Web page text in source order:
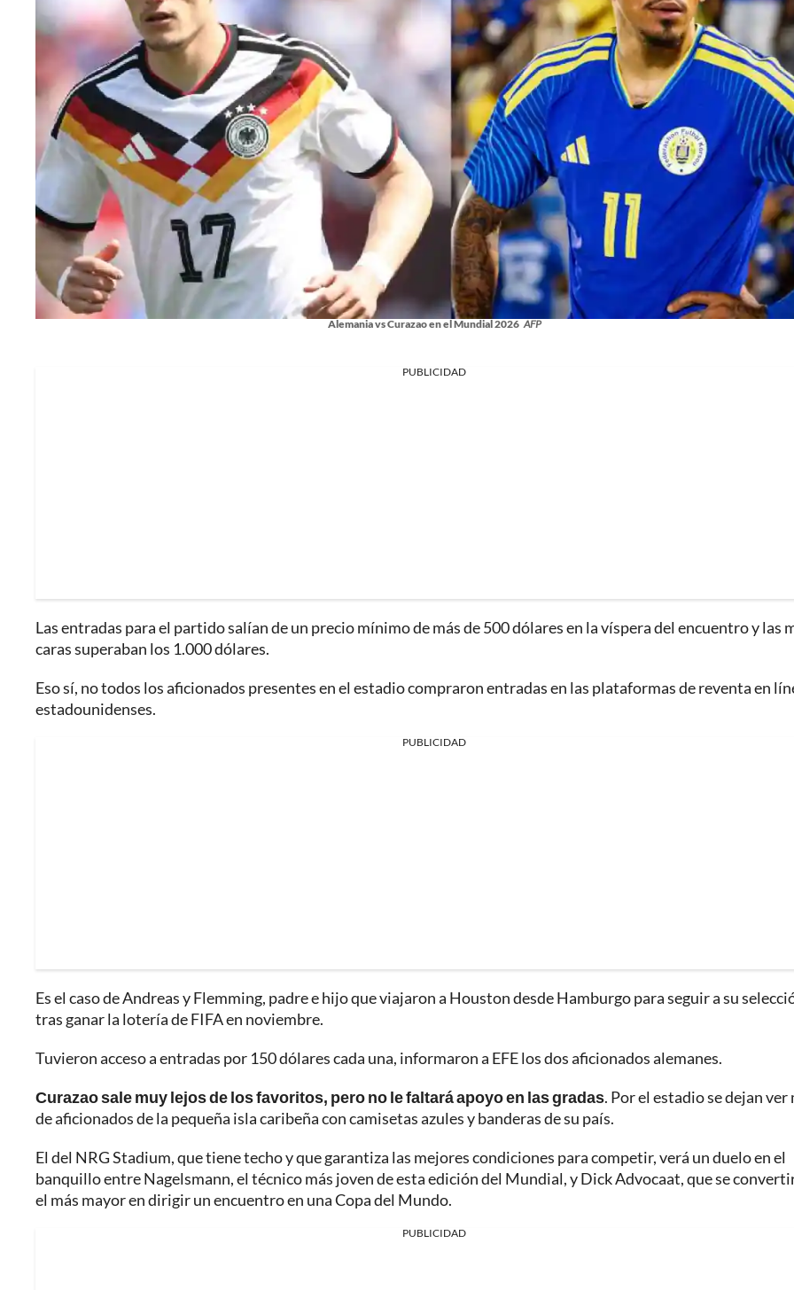
Alemania vs Curazao en el Mundial 2026 AFP
PUBLICIDAD
Las entradas para el partido salían de un precio mínimo de más de 500 dólares en la víspera del encuentro y las
caras superaban los 1.000 dólares.
Eso sí, no todos los aficionados presentes en el estadio compraron entradas en las plataformas de reventa en
estadounidenses.
PUBLICIDAD
Es el caso de Andreas y Flemming, padre e hijo que viajaron a Houston desde Hamburgo para seguir a su
tras ganar la lotería de FIFA en noviembre.
Tuvieron acceso a entradas por 150 dólares cada una, informaron a EFE los dos aficionados alemanes.
Curazao sale muy lejos de los favoritos, pero no le faltará apoyo en las gradas. Por el estadio se dejan ver
de aficionados de la pequeña isla caribeña con camisetas azules y banderas de su país.
El del NRG Stadium, que tiene techo y que garantiza las mejores condiciones para competir, verá un duelo en el
banquillo entre Nagelsmann, el técnico más joven de esta edición del Mundial, y Dick Advocaat, que se
el más mayor en dirigir un encuentro en una Copa del Mundo.
PUBLICIDAD